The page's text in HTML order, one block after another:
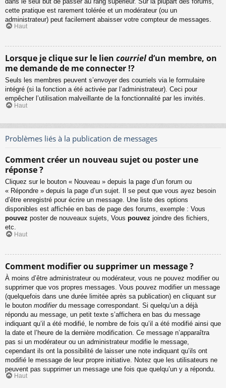
cette pratique est rarement tolérée et un modérateur (ou un
administrateur) peut facilement abaisser votre compteur de messages.
Haut
Lorsque je clique sur le lien courrield’un membre, on
me demande de me connecter !?
Seuls les membres peuvent s’envoyer des courriels via le formulaire
intégré (si la fonction a été activée par l’administrateur). Ceci pour
empêcher l’utilisation malveillante de la fonctionnalité par les invités.
Haut
Problèmes liés à la publication de messages
Comment créer un nouveau sujet ou poster une
réponse ?
Cliquez sur le bouton « Nouveau » depuis la page d’un forum ou
« Répondre » depuis la page d’un sujet. Il se peut que vous ayez besoin
d’être enregistré pour écrire un message. Une liste des options
disponibles est affichée en bas de page des forums, exemple : Vous
pouvez poster de nouveaux sujets, Vous pouvez joindre des fichiers,
etc.
Haut
Comment modifier ou supprimer un message ?
À moins d’être administrateur ou modérateur, vous ne pouvez modifier ou
supprimer que vos propres messages. Vous pouvez modifier un message
(quelquefois dans une durée limitée après sa publication) en cliquant sur
le bouton modifierdu message correspondant. Si quelqu’un a déjà
répondu au message, un petit texte s’affichera en bas du message
indiquant qu’il a été modifié, le nombre de fois qu’il a été modifié ainsi que
la date et l’heure de la dernière modification. Ce message n’apparaîtra
pas si un modérateur ou un administrateur modifie le message,
cependant ils ont la possibilité de laisser une note indiquant qu’ils ont
modifié le message de leur propre initiative. Notez que les utilisateurs ne
peuvent pas supprimer un message une fois que quelqu’un y a répondu.
Haut